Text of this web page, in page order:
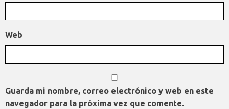
Web
Guarda mi nombre, correo electrónico y web en este
navegador para la próxima vez que comente.